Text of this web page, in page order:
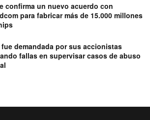
confirma un nuevo acuerdo con
para fabricar más de 15.000 millones
fue demandada por sus accionistas
fallas en supervisar casos de abuso